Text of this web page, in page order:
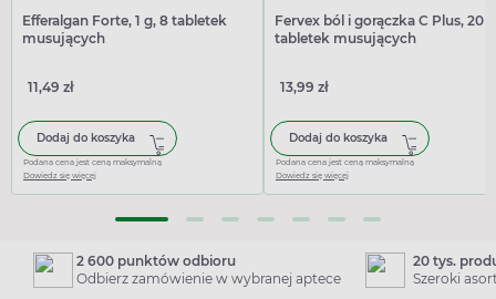
Efferalgan Forte, 1 g, 8 tabletek
musujących
11,49 zł
Dodaj do koszyka
Podana cena jest ceną maksymalną
Dowiedz się więcej
Fervex ból i gorączka C Plus, 20
tabletek musujących
13,99 zł
Dodaj do koszyka
Podana cena jest ceną maksymalną
Dowiedz się więcej
2 600 punktów odbioru
Odbierz zamówienie w wybranej aptece
20 tys.
Szeroki